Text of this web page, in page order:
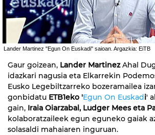
Lander Martinez "Egun On Euskadi" saioan. Argazkia: EiTB
Gaur goizean, Lander MartinezAhal
idazkari nagusia eta Elkarrekin
Eusko Legebiltzarreko bozeramailea
gonbidatu ETB1eko 'Egun On Euskadi'
gain, Iraia Oiarzabal, Ludger Mees eta
kolaboratzaileek egun eguneko gaiak
solasaldi mahaiaren inguruan.